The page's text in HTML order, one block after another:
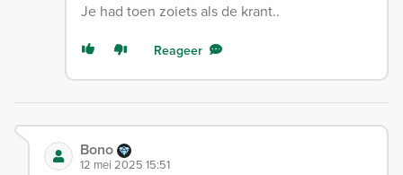
Je had toen zoiets als de krant..
Reageer
Bono
12 mei 2025 15:51